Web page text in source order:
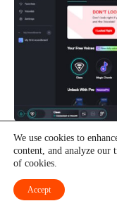
Puede utilizar
para grabarse a sí
desplazadores de
wah-wah. Puede
We use cookies to
content, and analyze
of cookies.
Accept